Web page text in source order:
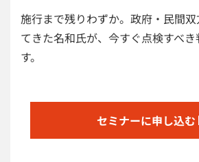
施行まで残りわずか。政府・民間
てきた名和氏が、今すぐ点検すべ
す。
セミナーに申し込む